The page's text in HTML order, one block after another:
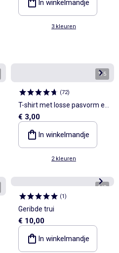
In winkelmandje
3 kleuren
1/5
(72)
T-shirt met losse pasvorm en
print op rug & borst
€ 3,00
In winkelmandje
2 kleuren
1/3
(1)
Geribde trui
€ 10,00
In winkelmandje